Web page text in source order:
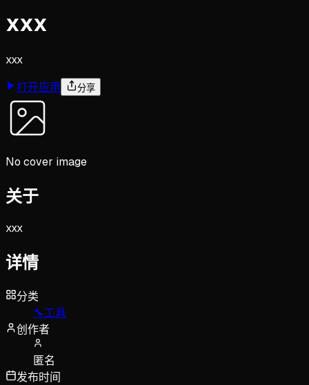
xxx
xxx
打开应用
分享
No cover image
关于
xxx
详情
分类
🔧工具
创作者
匿名
发布时间